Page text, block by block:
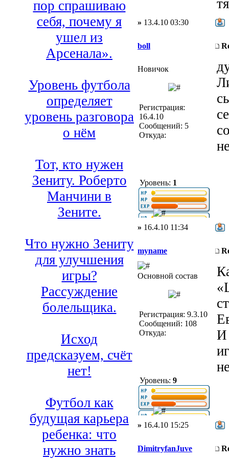
пор спрашиваю
себя, почему я
ушел из
Арсенала».
Уровень футбола
определяет
уровень разговора
о нём
Тот, кто нужен
Зениту. Роберто
Манчини в
Зените.
Что нужно Зениту
для улучшения
игры?
Рассуждение
болельщика.
Исход
предсказуем, счёт
нет!
Футбол как
будущая карьера
ребенка: что
нужно знать
» 13.4.10 03:30
boll
Новичок
Регистрация:
16.4.10
Сообщений: 5
Откуда:
Уровень: 1
» 16.4.10 11:34
myname
Основной состав
Регистрация: 9.3.10
Сообщений: 108
Откуда:
Уровень: 9
И
» 16.4.10 15:25
DimitryfanJuve